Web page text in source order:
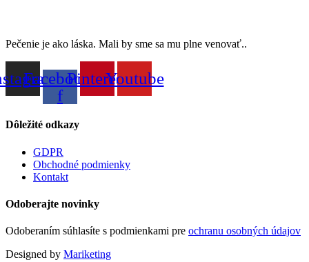
Pečenie je ako láska. Mali by sme sa mu plne venovať..
Facebook-
f
PinterestYoutube
Dôležité odkazy
GDPR
Obchodné podmienky
Kontakt
Odoberajte novinky
Odoberaním súhlasíte s podmienkami pre ochranu osobných údajov
Designed by Mariketing